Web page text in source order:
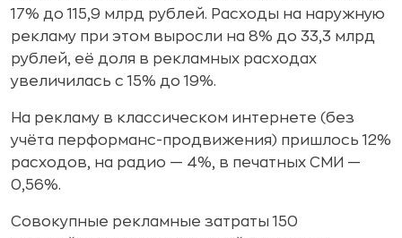
17% до 115,9 млрд рублей. Расходы на наружную
рекламу при этом выросли на 8% до 33,3 млрд
рублей, её доля в рекламных расходах
увеличилась с 15% до 19%.
На рекламу в классическом интернете (без
учёта перформанс-продвижения) пришлось 12%
расходов, на радио — 4%, в печатных СМИ —
0,56%.
Совокупные рекламные затраты 150